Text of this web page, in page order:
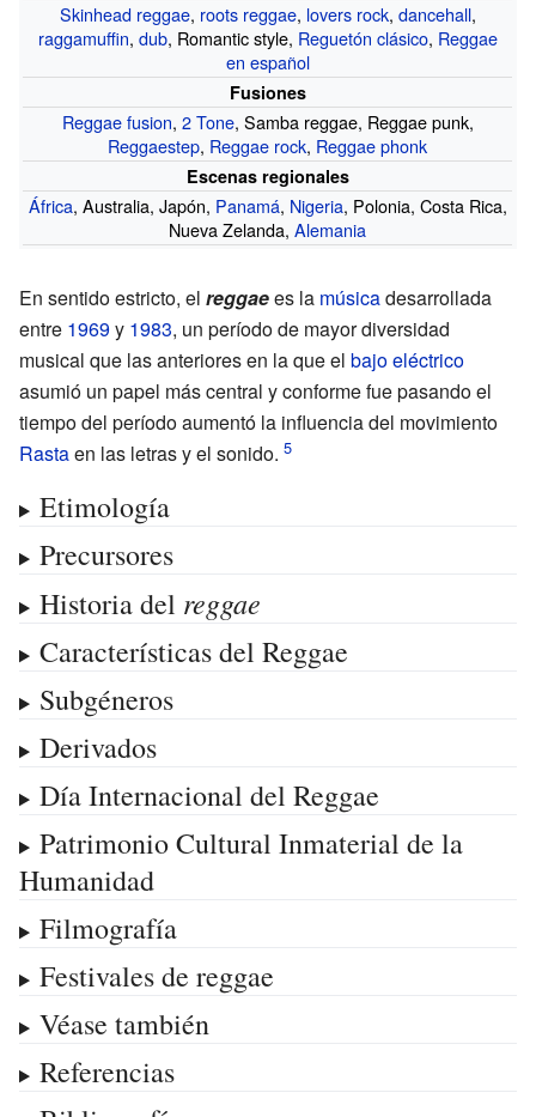
Skinhead reggae, roots reggae, lovers rock, dancehall,
raggamuffin, dub, Romantic style, Reguetón clásico, Reggae
en español
Fusiones
Reggae fusion, 2 Tone, Samba reggae, Reggae punk,
Reggaestep, Reggae rock, Reggae phonk
Escenas regionales
África, Australia, Japón, Panamá, Nigeria, Polonia, Costa Rica,
Nueva Zelanda,Alemania
En sentido estricto, el reggaees la músicadesarrollada
entre 1969y 1983, un período de mayor diversidad
musical que las anteriores en la que el bajo eléctrico
asumió un papel más central y conforme fue pasando el
tiempo del período aumentó la influencia del movimiento
Rastaen las letras y el sonido.
Etimología
Precursores
Historia del reggae
Características del Reggae
Subgéneros
Derivados
Día Internacional del Reggae
Patrimonio Cultural Inmaterial de la
Humanidad
Filmografía
Festivales de reggae
Véase también
Referencias